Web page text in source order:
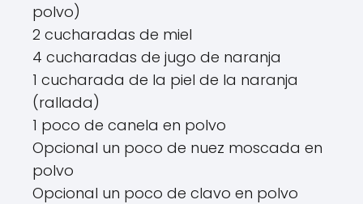
polvo)
2 cucharadas de miel
4 cucharadas de jugo de naranja
1 cucharada de la piel de la naranja
(rallada)
1 poco de canela en polvo
Opcional un poco de nuez moscada en
polvo
Opcional un poco de clavo en polvo